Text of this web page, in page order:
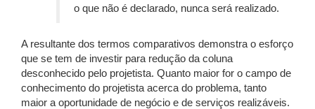
o que não é declarado, nunca será realizado.
A resultante dos termos comparativos demonstra o esforço
que se tem de investir para redução da coluna
desconhecido pelo projetista. Quanto maior for o campo de
conhecimento do projetista acerca do problema, tanto
maior a oportunidade de negócio e de serviços realizáveis.